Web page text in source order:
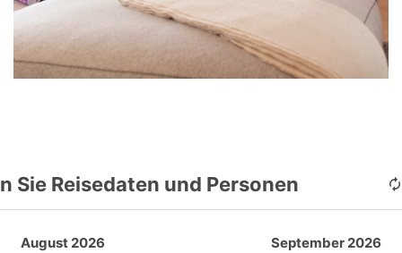
Sie Reisedaten und Personen
August 2026 September 2026